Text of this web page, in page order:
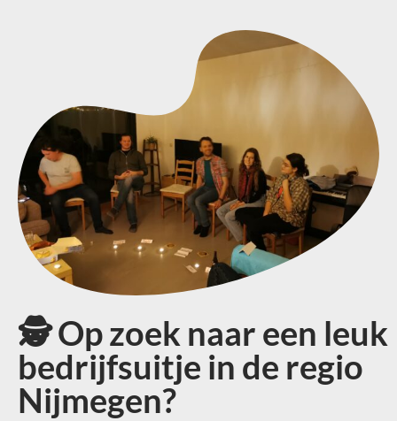
🕵️ Op zoek naar een leuk
bedrijfsuitje in de regio
Nijmegen?